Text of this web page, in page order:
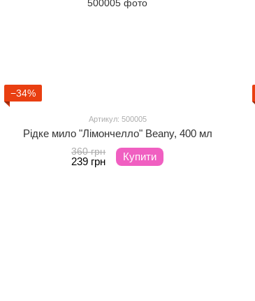
−34%
Артикул: 500005
Рідке мило "Лімончелло" Beany, 400 мл
360 грн
239 грн Купити